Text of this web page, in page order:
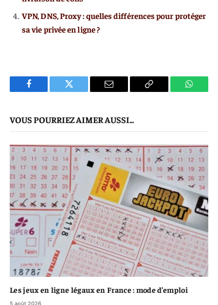
VPN, DNS, Proxy : quelles différences pour protéger
sa vie privée en ligne ?
Facebook Twitter
E-
Copier
VOUS POURRIEZ AIMER AUSSI...
Les jeux en ligne légaux en France : mode d’emploi
5 août 2026